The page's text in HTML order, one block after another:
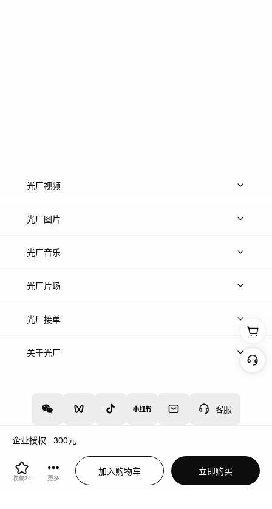
企业授权 300元
收藏34 更多
加入购物车 立即购买
客服
光厂视频
上传视频
光厂图片
上传图片
光厂音乐
热门音乐
光厂片场
上传案例
光厂接单
上架服务
关于光厂
增值电信业务经营许可证：川B2-20160192
蜀ICP备12020238号-4
川公网安备51019002000262
违法和不良信息举报中心